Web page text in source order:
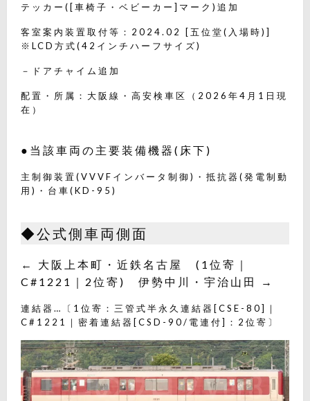
テッカー([車椅子・ベビーカー]マーク)追加
客室案内装置取付等：2024.02 [五位堂(入場時)]
※LCD方式(42インチハーフサイズ)
－ドアチャイム追加
配置・所属：大阪線・高安検車区（2026年4月1日現
在）
●当該車両の主要装備機器(床下)
主制御装置(VVVFインバータ制御)・抵抗器(発電制動
用)・台車(KD-95)
◆公式側車両側面
← 大阪上本町・近鉄名古屋 (1位寄｜
C#1221｜2位寄) 伊勢中川・宇治山田 →
連結器…〔1位寄：三管式半永久連結器[CSE-80]｜
C#1221｜密着連結器[CSD-90/電連付]：2位寄〕